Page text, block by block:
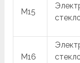
M15
M16